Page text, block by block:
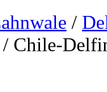
/
/ Chile-